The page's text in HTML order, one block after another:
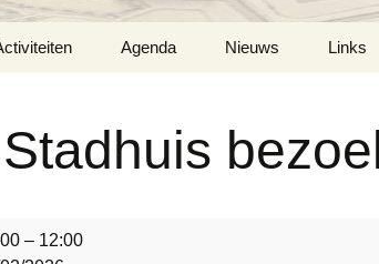
Agenda Nieuws Links
Stadhuis
– 12:00